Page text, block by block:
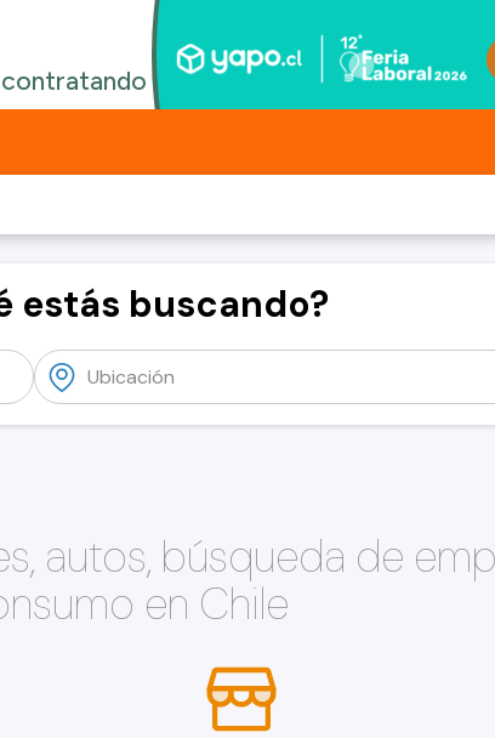
estás buscando?
autos, búsqueda de
en Chile